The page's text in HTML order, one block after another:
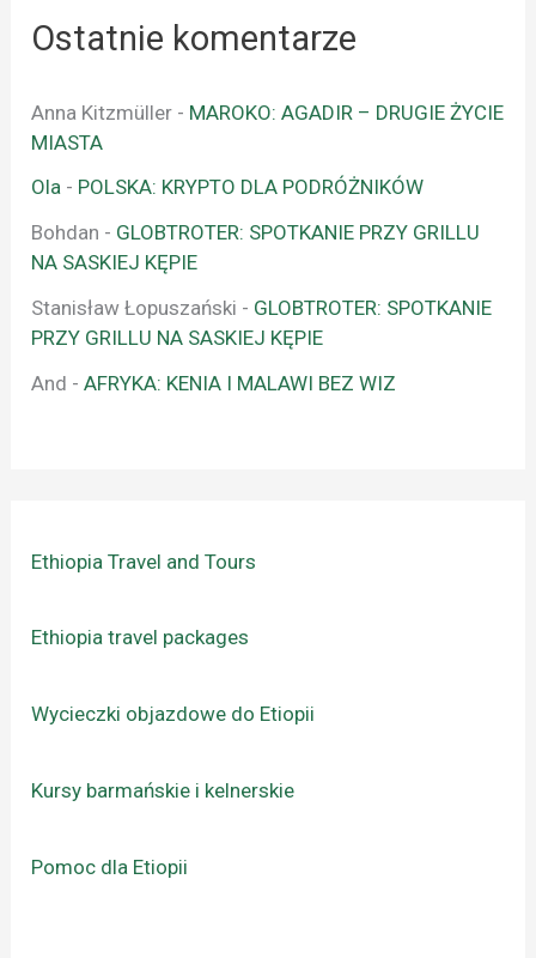
Ostatnie komentarze
Anna Kitzmüller - MAROKO: AGADIR – DRUGIE ŻYCIE
MIASTA
Ola - POLSKA: KRYPTO DLA PODRÓŻNIKÓW
Bohdan - GLOBTROTER: SPOTKANIE PRZY GRILLU
NA SASKIEJ KĘPIE
Stanisław Łopuszański - GLOBTROTER: SPOTKANIE
PRZY GRILLU NA SASKIEJ KĘPIE
And -AFRYKA: KENIA I MALAWI BEZ WIZ
Ethiopia Travel and Tours
Ethiopia travel packages
Wycieczki objazdowe do Etiopii
Kursy barmańskie i kelnerskie
Pomoc dla Etiopii